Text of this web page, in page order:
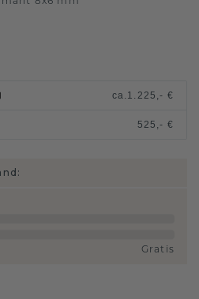
ca. 1.225,- €
525,- €
Gratis